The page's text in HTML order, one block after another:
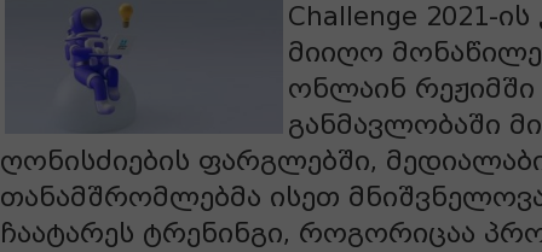
Challenge 2021-
მიიღო
ონლაინ
განმავლობაში
ღონისძიების ფარგლებში,
თანამშრომლებმა ისეთ
ჩაატარეს ტრენინგი, როგორიცაა